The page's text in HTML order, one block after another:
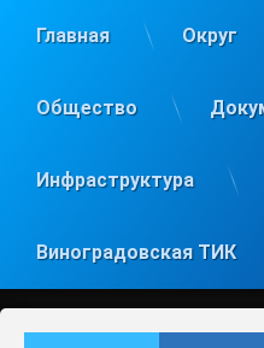
Главная Округ
Общество
Инфраструктура
Виноградовская ТИК